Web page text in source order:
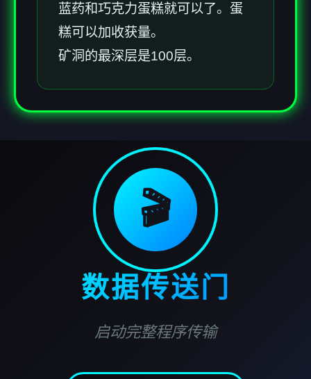
蓝药和巧克力蛋糕就可以了。蛋
糕可以加收获量。
矿洞的最深层是100层。
🎬
数据传送门
启动完整程序传输